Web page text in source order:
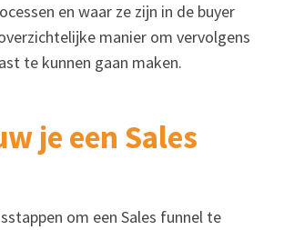
en waar ze zijn in de buyer
manier om vervolgens
te kunnen gaan maken.
je een Sales
om een Sales funnel te